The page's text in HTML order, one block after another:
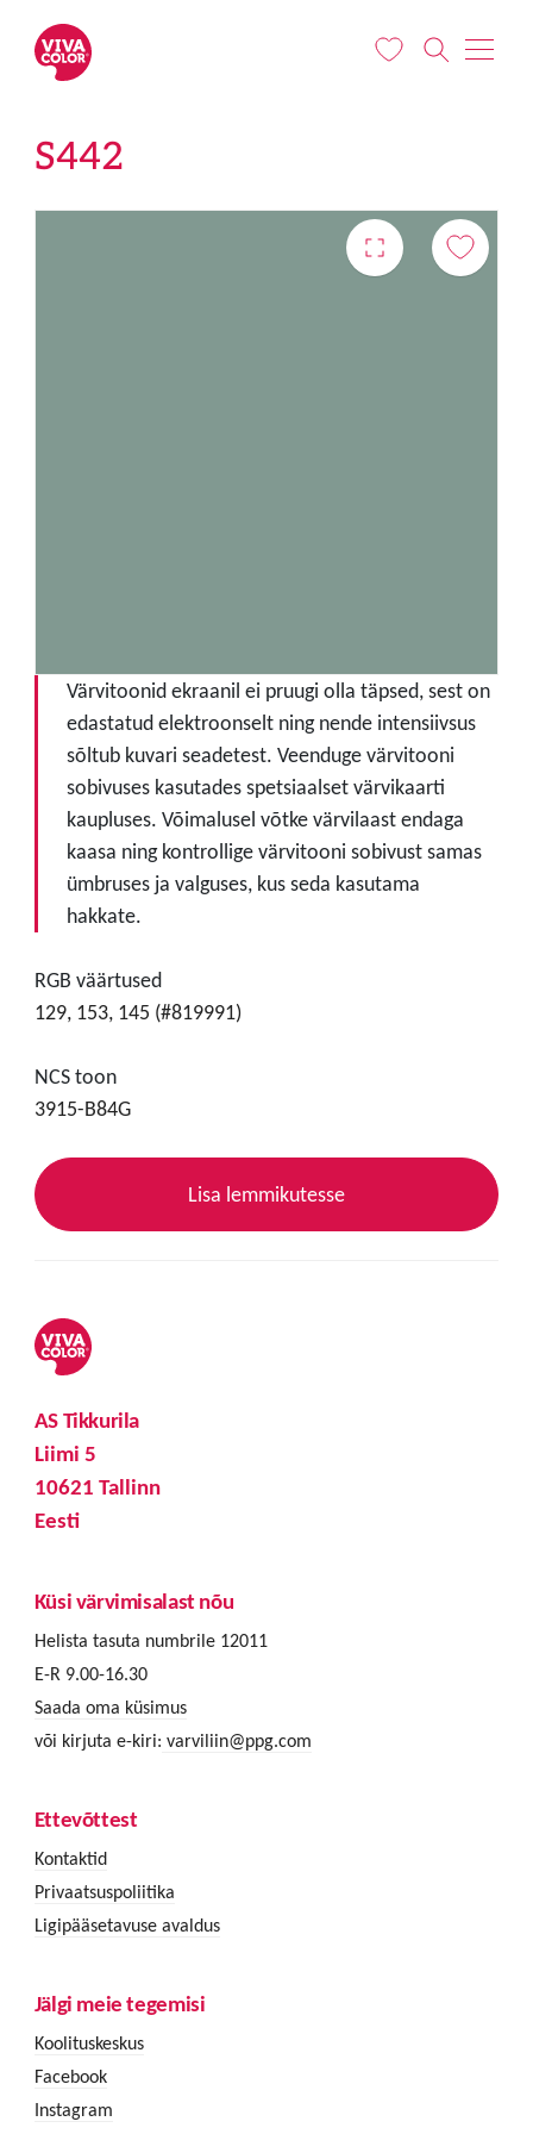
S442
Värvitoonid ekraanil ei pruugi olla täpsed, sest on
edastatud elektroonselt ning nende intensiivsus
sõltub kuvari seadetest. Veenduge värvitooni
sobivuses kasutades spetsiaalset värvikaarti
kaupluses. Võimalusel võtke värvilaast endaga
kaasa ning kontrollige värvitooni sobivust samas
ümbruses ja valguses, kus seda kasutama
hakkate.
RGB väärtused
129, 153, 145 (#819991)
NCS toon
3915-B84G
Lisa lemmikutesse
AS Tikkurila
Liimi 5
10621 Tallinn
Eesti
Küsi värvimisalast nõu
Helista tasuta numbrile 12011
E-R 9.00-16.30
Saada oma küsimus
või kirjuta e-kiri: varviliin@ppg.com
Ettevõttest
Kontaktid
Privaatsuspoliitika
Ligipääsetavuse avaldus
Jälgi meie tegemisi
Koolituskeskus
Facebook
Instagram